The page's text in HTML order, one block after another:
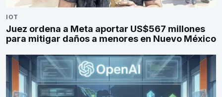
IOT
Juez ordena a Meta aportar US$567 millones
para mitigar daños a menores en Nuevo México